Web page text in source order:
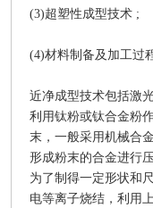
(3)超塑性成型技术 ;
(4)材料制备及加工过
近净成型技术包括激
利用钛粉或钛合金粉
末，一般采用机械合
形成粉末的合金进行
为了制得一定形状和
电等离子烧结，利用